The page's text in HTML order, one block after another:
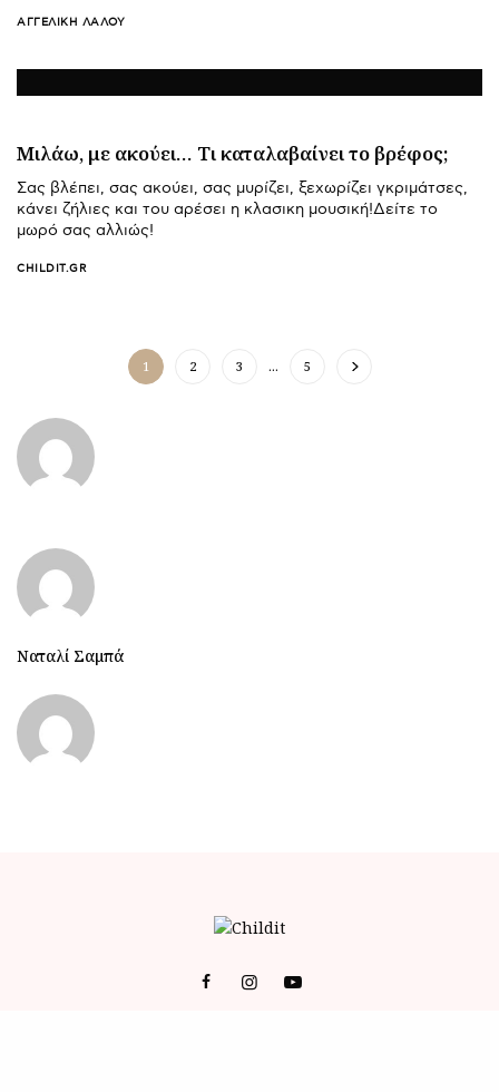
ΑΓΓΕΛΙΚΉ ΛΆΛΟΥ
Μιλάω, με ακούει… Τι καταλαβαίνει το βρέφος;
Σας βλέπει, σας ακούει, σας μυρίζει, ξεχωρίζει γκριμάτσες,
κάνει ζήλιες και του αρέσει η κλασικη μουσική!Δείτε το
μωρό σας αλλιώς!
CHILDIT.GR
1 2 3 … 5
Ναταλί Σαμπά